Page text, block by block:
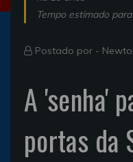
Tempo estimado
Postado por -
A 'senha'
portas da